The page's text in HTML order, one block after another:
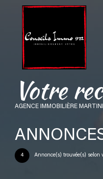
Votre rec
AGENCE IMMOBILIÈRE
4 Annonce(s) trouvée(s) selon